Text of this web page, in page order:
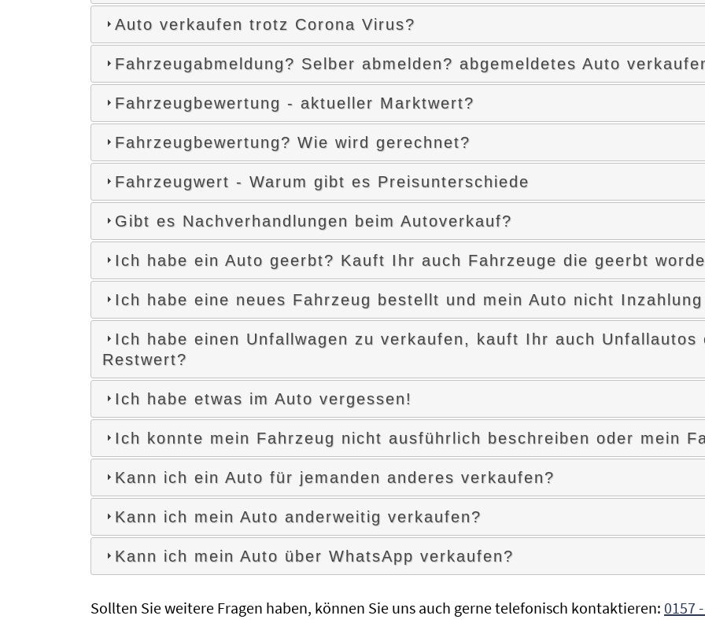
Auto verkaufen trotz Corona Virus?
Fahrzeugabmeldung? Selber abmelden? abgemeldetes Auto
Fahrzeugbewertung - aktueller Marktwert?
Fahrzeugbewertung? Wie wird gerechnet?
Fahrzeugwert - Warum gibt es Preisunterschiede
Gibt es Nachverhandlungen beim Autoverkauf?
Ich habe ein Auto geerbt? Kauft Ihr auch Fahrzeuge die geerbt
Ich habe eine neues Fahrzeug bestellt und mein Auto nicht Inzahlung
Ich habe einen Unfallwagen zu verkaufen, kauft Ihr auch Unfallautos
Restwert?
Ich habe etwas im Auto vergessen!
Ich konnte mein Fahrzeug nicht ausführlich beschreiben oder mein
Kann ich ein Auto für jemanden anderes verkaufen?
Kann ich mein Auto anderweitig verkaufen?
Kann ich mein Auto über WhatsApp verkaufen?
Sollten Sie weitere Fragen haben, können Sie uns auch gerne telefonisch kontaktieren: 0157